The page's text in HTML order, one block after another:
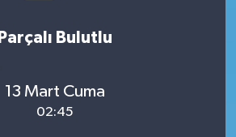
Parçalı Bulutlu
13 Mart Cuma
02:45